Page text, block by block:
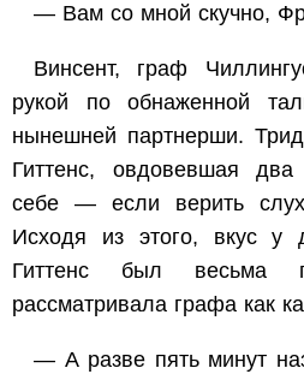
— Вам со мной скучно,
Винсент, граф
рукой по обнаженной
нынешней партнерши.
Гиттенс, овдовевшая
себе — если верить
Исходя из этого, вкус у
Гиттенс был весьма
рассматривала графа как
— А разве пять минут